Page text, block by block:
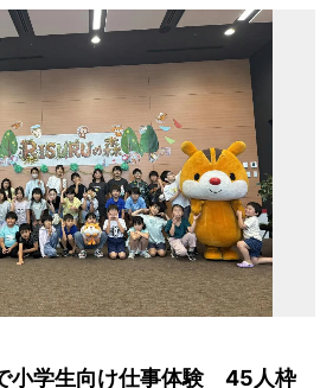
小学生向け仕事体験 45人枠